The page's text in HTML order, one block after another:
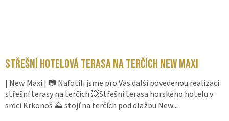
Střešní hotelová terasa na terčích New Maxi
| New Maxi | 📷 Nafotili jsme pro Vás další povedenou realizaci
střešní terasy na terčích 💥Střešní terasa horského hotelu v
srdci Krkonoš ⛰️ stojí na terčích pod dlažbu New...